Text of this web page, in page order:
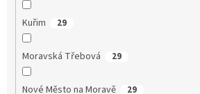
Kuřim 29
Moravská Třebová 29
Nové Město na Moravě 29